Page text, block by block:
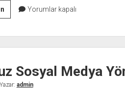
Seokoloji
İle
Bağlantı
Yorumlar kapalı
Sosyal Medya
admin